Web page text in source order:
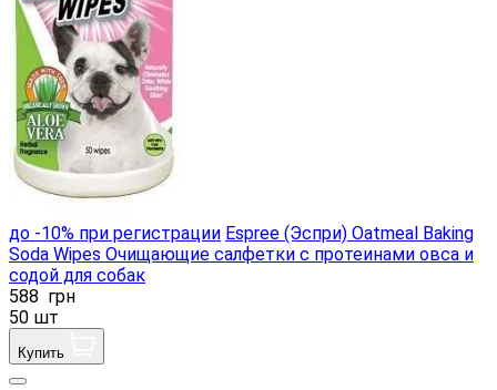
до -10% при регистрации Espree (Эспри) Oatmeal Baking
Soda Wipes Очищающие салфетки с протеинами овса и
содой для собак
588 грн
50 шт
Купить